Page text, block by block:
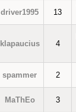
driver1995 13
klapaucius 4
spammer 2
MaThEo 3